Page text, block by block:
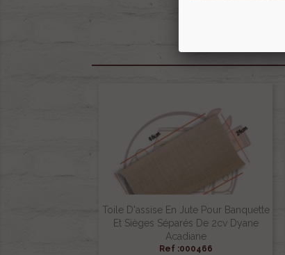
Toile D'assise En Jute Pour Banquette
Et Sièges Séparés De 2cv Dyane
Acadiane
Ref :000466